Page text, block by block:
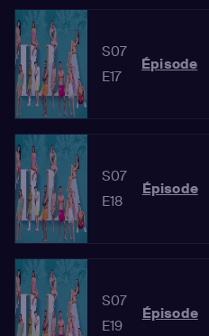
S07
E17
Épisode
S07
E18
Épisode
S07
E19
Épisode